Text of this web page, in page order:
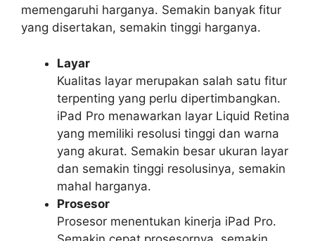
memengaruhi harganya. Semakin banyak fitur
yang disertakan, semakin tinggi harganya.
Layar
Kualitas layar merupakan salah satu fitur
terpenting yang perlu dipertimbangkan.
iPad Pro menawarkan layar Liquid Retina
yang memiliki resolusi tinggi dan warna
yang akurat. Semakin besar ukuran layar
dan semakin tinggi resolusinya, semakin
mahal harganya.
Prosesor
Prosesor menentukan kinerja iPad Pro.